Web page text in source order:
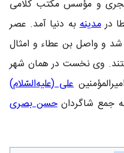
و مؤسس مکتب کلامی
درمدینهبه دنیا آمد. عصر
و واصل بن عطاء و امثال
وی نخست در همان شهر
علی (علیه‌السّلام)
جمع شاگردانحسن بصری